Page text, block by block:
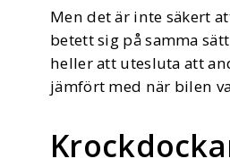
Men det är inte säkert
betett sig på samma
heller att utesluta att
jämfört med när bilen